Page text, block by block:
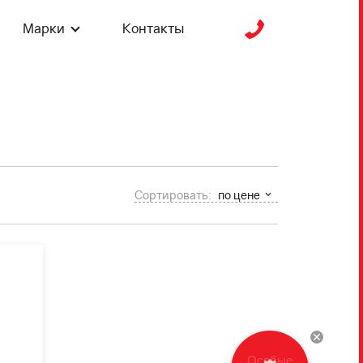
Марки Контакты
Сортировать: по цене